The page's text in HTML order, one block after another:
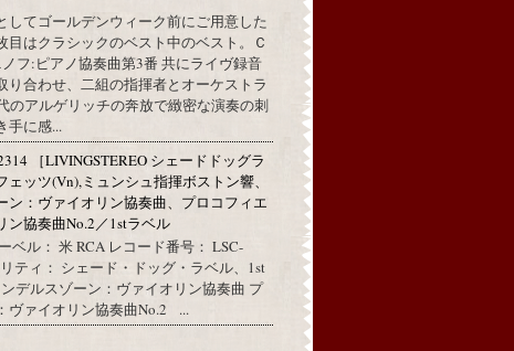
してゴールデンウィーク前にご用意した
目はクラシックのベスト中のベスト。Ｃ
フ:ピアノ協奏曲第3番 共にライヴ録音
り合わせ、二組の指揮者とオーケストラ
のアルゲリッチの奔放で緻密な演奏の刺
手に感...
［LIVINGSTEREO シェードドッグラ
ェッツ(Vn),ミュンシュ指揮ボストン響、
ン：ヴァイオリン協奏曲、プロコフィエ
ン協奏曲No.2／1stラベル
ベル： 米 RCA レコード番号： LSC-
ティ： シェード・ドッグ・ラベル、1st
デルスゾーン：ヴァイオリン協奏曲 プ
ヴァイオリン協奏曲No.2 ...